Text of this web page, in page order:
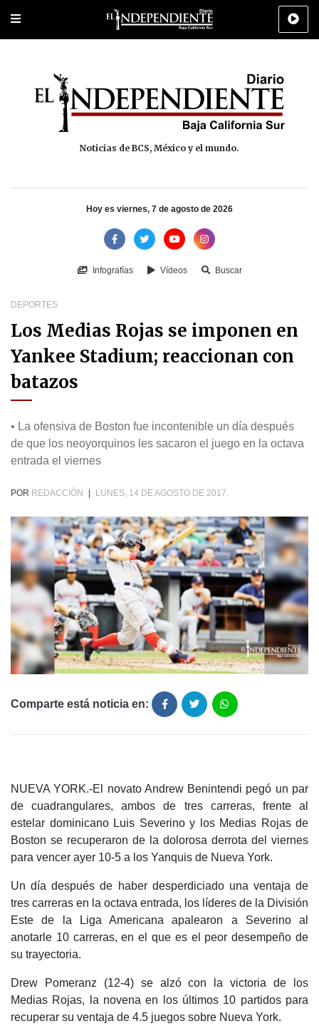
Portada Los Cabos Policiaca Deportes Cultura
Noticias de BCS, México y el mundo.
Hoy es viernes, 7 de agosto de 2026
Infografías Vídeos Buscar
DEPORTES
Los Medias Rojas se imponen en
Yankee Stadium; reaccionan con
batazos
• La ofensiva de Boston fue incontenible un día después
de que los neoyorquinos les sacaron el juego en la octava
entrada el viernes
POR REDACCIÓN LUNES, 14 DE AGOSTO DE 2017.
Comparte está noticia en:
NUEVA YORK.-El novato Andrew Benintendi pegó un par
de cuadrangulares, ambos de tres carreras, frente al
estelar dominicano Luis Severino y los Medias Rojas de
Boston se recuperaron de la dolorosa derrota del viernes
para vencer ayer 10-5 a los Yanquis de Nueva York.
Un día después de haber desperdiciado una ventaja de
tres carreras en la octava entrada, los líderes de la División
Este de la Liga Americana apalearon a Severino al
anotarle 10 carreras, en el que es el peor desempeño de
su trayectoria.
Drew Pomeranz (12-4) se alzó con la victoria de los
Medias Rojas, la novena en los últimos 10 partidos para
recuperar su ventaja de 4.5 juegos sobre Nueva York.